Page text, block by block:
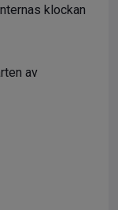
klockan
av